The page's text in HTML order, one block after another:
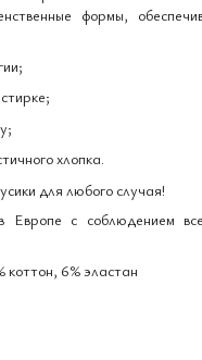
формы,
хлопка.
для любого случая!
Европе с соблюдением
6% эластан